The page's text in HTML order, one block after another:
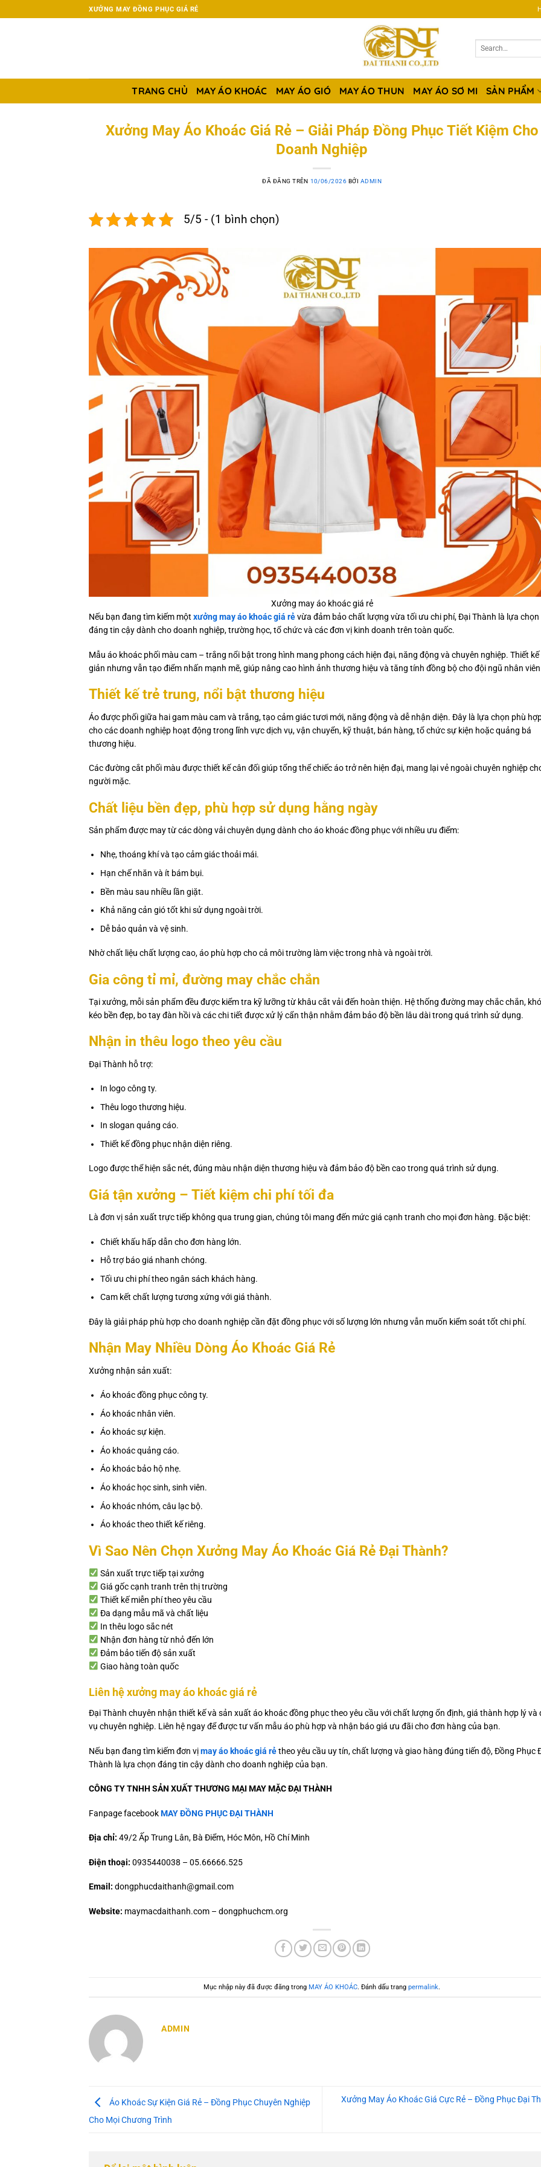
đến
XƯỞNG MAY ĐỒNG PHỤC GIÁ RẺ
TRANG CHỦ MAY ÁO KHOÁC MAY ÁO GIÓ MAY ÁO THUN MAY ÁO SƠ MI SẢN PHẨM
Xưởng May Áo Khoác Giá Rẻ – Giải Pháp Đồng Phục Tiết Kiệm Cho
Doanh Nghiệp
ĐÃ ĐĂNG TRÊN 10/06/2026 BỞI ADMIN
5/5 - (1 bình chọn)
Xưởng may áo khoác giá rẻ
Nếu bạn đang tìm kiếm một xưởng may áo khoác giá rẻvừa đảm bảo chất lượng vừa tối ưu chi phí, Đại Thành là lựa chọn
đáng tin cậy dành cho doanh nghiệp, trường học, tổ chức và các đơn vị kinh doanh trên toàn quốc.
Mẫu áo khoác phối màu cam – trắng nổi bật trong hình mang phong cách hiện đại, năng động và chuyên nghiệp. Thiết
giản nhưng vẫn tạo điểm nhấn mạnh mẽ, giúp nâng cao hình ảnh thương hiệu và tăng tính đồng bộ cho đội ngũ nhân
Thiết kế trẻ trung, nổi bật thương hiệu
Áo được phối giữa hai gam màu cam và trắng, tạo cảm giác tươi mới, năng động và dễ nhận diện. Đây là lựa chọn phù
cho các doanh nghiệp hoạt động trong lĩnh vực dịch vụ, vận chuyển, kỹ thuật, bán hàng, tổ chức sự kiện hoặc quảng bá
thương hiệu.
Các đường cắt phối màu được thiết kế cân đối giúp tổng thể chiếc áo trở nên hiện đại, mang lại vẻ ngoài chuyên nghiệp
người mặc.
Chất liệu bền đẹp, phù hợp sử dụng hằng ngày
Sản phẩm được may từ các dòng vải chuyên dụng dành cho áo khoác đồng phục với nhiều ưu điểm:
Nhẹ, thoáng khí và tạo cảm giác thoải mái.
Hạn chế nhăn và ít bám bụi.
Bền màu sau nhiều lần giặt.
Khả năng cản gió tốt khi sử dụng ngoài trời.
Dễ bảo quản và vệ sinh.
Nhờ chất liệu chất lượng cao, áo phù hợp cho cả môi trường làm việc trong nhà và ngoài trời.
Gia công tỉ mỉ, đường may chắc chắn
Tại xưởng, mỗi sản phẩm đều được kiểm tra kỹ lưỡng từ khâu cắt vải đến hoàn thiện. Hệ thống đường may chắc chắn,
kéo bền đẹp, bo tay đàn hồi và các chi tiết được xử lý cẩn thận nhằm đảm bảo độ bền lâu dài trong quá trình sử dụng.
Nhận in thêu logo theo yêu cầu
Đại Thành hỗ trợ:
In logo công ty.
Thêu logo thương hiệu.
In slogan quảng cáo.
Thiết kế đồng phục nhận diện riêng.
Logo được thể hiện sắc nét, đúng màu nhận diện thương hiệu và đảm bảo độ bền cao trong quá trình sử dụng.
Giá tận xưởng – Tiết kiệm chi phí tối đa
Là đơn vị sản xuất trực tiếp không qua trung gian, chúng tôi mang đến mức giá cạnh tranh cho mọi đơn hàng. Đặc biệt:
Chiết khấu hấp dẫn cho đơn hàng lớn.
Hỗ trợ báo giá nhanh chóng.
Tối ưu chi phí theo ngân sách khách hàng.
Cam kết chất lượng tương xứng với giá thành.
Đây là giải pháp phù hợp cho doanh nghiệp cần đặt đồng phục với số lượng lớn nhưng vẫn muốn kiểm soát tốt chi phí.
Nhận May Nhiều Dòng Áo Khoác Giá Rẻ
Xưởng nhận sản xuất:
Áo khoác đồng phục công ty.
Áo khoác nhân viên.
Áo khoác sự kiện.
Áo khoác quảng cáo.
Áo khoác bảo hộ nhẹ.
Áo khoác học sinh, sinh viên.
Áo khoác nhóm, câu lạc bộ.
Áo khoác theo thiết kế riêng.
Vì Sao Nên Chọn Xưởng May Áo Khoác Giá Rẻ Đại Thành?
Sản xuất trực tiếp tại xưởng
Giá gốc cạnh tranh trên thị trường
Thiết kế miễn phí theo yêu cầu
Đa dạng mẫu mã và chất liệu
In thêu logo sắc nét
Nhận đơn hàng từ nhỏ đến lớn
Đảm bảo tiến độ sản xuất
Giao hàng toàn quốc
Liên hệ xưởng may áo khoác giá rẻ
Đại Thành chuyên nhận thiết kế và sản xuất áo khoác đồng phục theo yêu cầu với chất lượng ổn định, giá thành hợp lý và
vụ chuyên nghiệp. Liên hệ ngay để được tư vấn mẫu áo phù hợp và nhận báo giá ưu đãi cho đơn hàng của bạn.
Nếu bạn đang tìm kiếm đơn vịmay áo khoác giá rẻtheo yêu cầu uy tín, chất lượng và giao hàng đúng tiến độ, Đồng Phục
Thành là lựa chọn đáng tin cậy dành cho doanh nghiệp của bạn.
CÔNG TY TNHH SẢN XUẤT THƯƠNG MẠI MAY MẶC ĐẠI THÀNH
Fanpage facebookMAY ĐỒNG PHỤC ĐẠI THÀNH
Địa chỉ: 49/2 Ấp Trung Lân, Bà Điểm, Hóc Môn, Hồ Chí Minh
Điện thoại: 0935440038 – 05.66666.525
Email: dongphucdaithanh@gmail.com
Website: maymacdaithanh.com – dongphuchcm.org
Mục nhập này đã được đăng trong MAY ÁO KHOÁC . Đánh dấu trangpermalink
ADMIN
Áo Khoác Sự Kiện Giá Rẻ – Đồng Phục Chuyên Nghiệp
Cho Mọi Chương Trình
Xưởng May Áo Khoác Giá Cực Rẻ – Đồng Phục Đại